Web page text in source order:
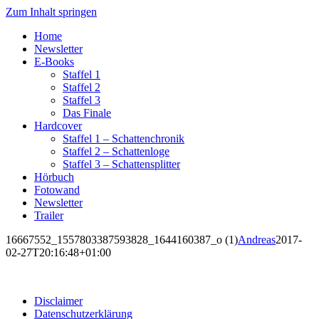
Zum Inhalt springen
Home
Newsletter
E-Books
Staffel 1
Staffel 2
Staffel 3
Das Finale
Hardcover
Staffel 1 – Schattenchronik
Staffel 2 – Schattenloge
Staffel 3 – Schattensplitter
Hörbuch
Fotowand
Newsletter
Trailer
16667552_1557803387593828_1644160387_o (1)Andreas2017-
02-27T20:16:48+01:00
Disclaimer
Datenschutzerklärung